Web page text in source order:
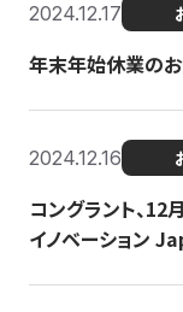
2024.12.17
年末年始休業の
2024.12.16
コングラント、
イノベーション